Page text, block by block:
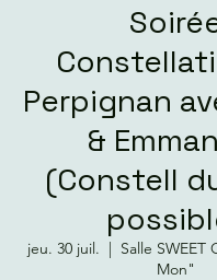
Perpignan
&
(Constell
jeu. 30 juil.
  |
Salle
Mon"